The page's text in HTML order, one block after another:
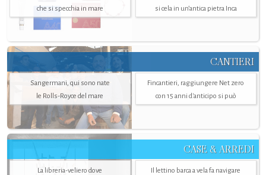
che si specchia in mare
si cela in un’antica pietra Inca
CANTIERI
Sangermani, qui sono nate
le Rolls-Royce del mare
Fincantieri, raggiungere Net zero
con 15 anni d'anticipo si può
CASE & ARREDI
La libreria-veliero dove
Il lettino barca a vela fa navigare